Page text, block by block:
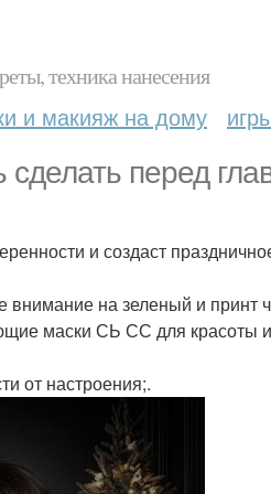
техника нанесения
и макияж на дому
перед
и создаст
внимание на зеленый и принт
маски СЬ СС для красоты
от настроения;.